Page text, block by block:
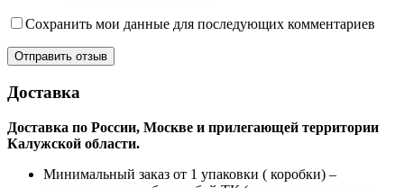
Сохранить мои данные для последующих комментариев
Доставка
Доставка по России, Москве и прилегающей территории
Калужской области.
Минимальный заказ от 1 упаковки ( коробки) –